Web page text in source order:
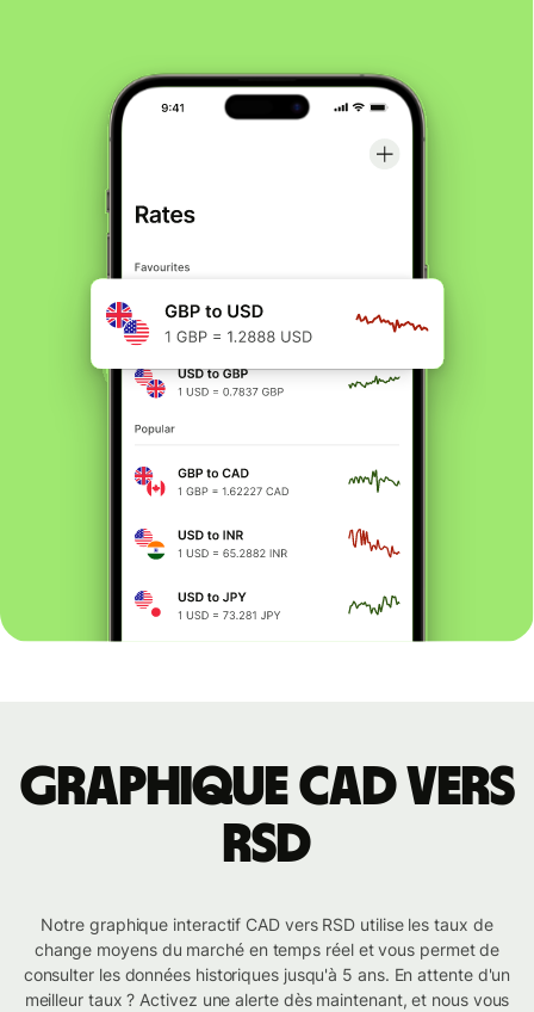
Graphique CAD vers
RSD
Notre graphique interactif CAD vers RSD utilise les taux de
change moyens du marché en temps réel et vous permet de
consulter les données historiques jusqu'à 5 ans. En attente d'un
meilleur taux ? Activez une alerte dès maintenant, et nous vous